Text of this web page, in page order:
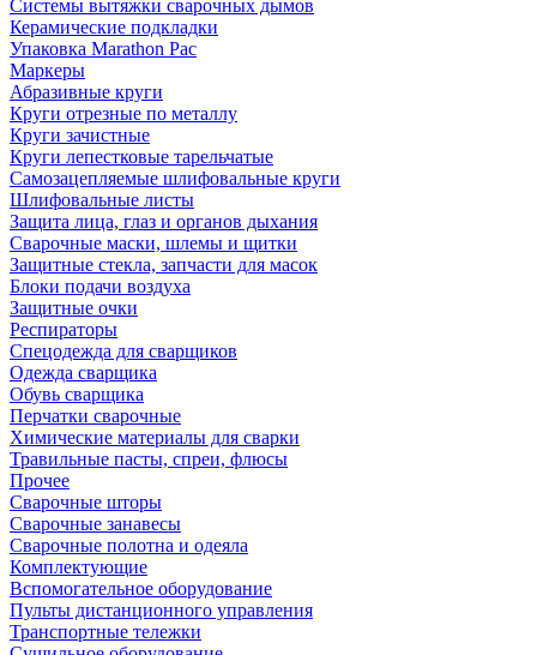
Системы вытяжки сварочных дымов
Керамические подкладки
Упаковка Marathon Pac
Маркеры
Абразивные круги
Круги отрезные по металлу
Круги зачистные
Круги лепестковые тарельчатые
Самозацепляемые шлифовальные круги
Шлифовальные листы
Защита лица, глаз и органов дыхания
Сварочные маски, шлемы и щитки
Защитные стекла, запчасти для масок
Блоки подачи воздуха
Защитные очки
Респираторы
Спецодежда для сварщиков
Одежда сварщика
Обувь сварщика
Перчатки сварочные
Химические материалы для сварки
Травильные пасты, спреи, флюсы
Прочее
Сварочные шторы
Сварочные занавесы
Сварочные полотна и одеяла
Комплектующие
Вспомогательное оборудование
Пульты дистанционного управления
Транспортные тележки